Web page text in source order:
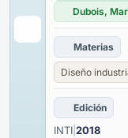
Dubois,
Materias
Diseño
Edición
INTI 2018